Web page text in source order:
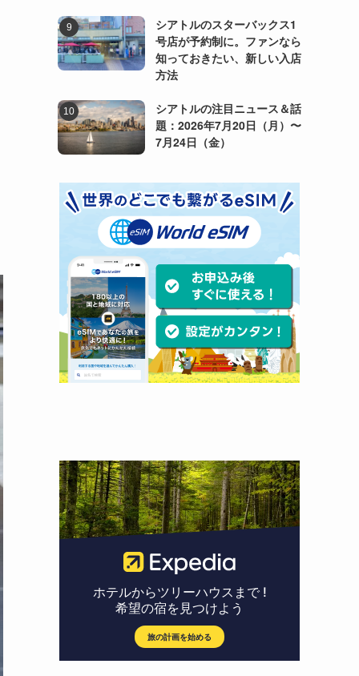
シアトルのスターバックス1
号店が予約制に。ファンなら
知っておきたい、新しい入店
方法
シアトルの注目ニュース＆話
題：2026年7月20日（月）〜
7月24日（金）